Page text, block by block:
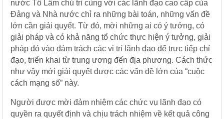
nước Tô Lâm chủ trì cùng với các lãnh đạo cao cấp của
Đảng và Nhà nước chỉ ra những bài toán, những vấn đề
lớn cần giải quyết. Từ đó, mời những ai có ý tưởng, có
giải pháp và có khả năng tổ chức thực hiện ý tưởng, giải
pháp đó vào đảm trách các vị trí lãnh đạo để trực tiếp chỉ
đạo, triển khai từ trung ương đến địa phương. Cách thức
như vậy mới giải quyết được các vấn đề lớn của “cuộc
cách mạng số” này.
Người được mời đảm nhiệm các chức vụ lãnh đạo có
quyền ra quyết định và chịu trách nhiệm về kết quả công